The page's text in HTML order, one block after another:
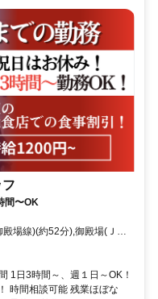
間〜OK
場線)(約52分),御殿場(ＪＲ
御殿場線)(約88分)
1日3時間～、週１日～OK！
時間相談可能 残業ほぼな